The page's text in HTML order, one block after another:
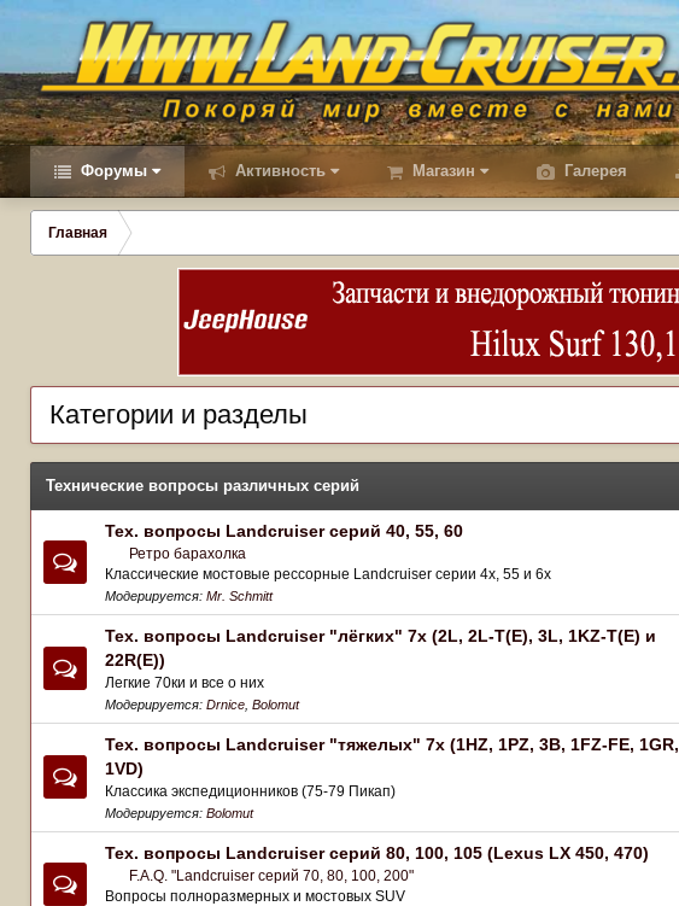
Форумы Активность Магазин Галерея
Главная
Категории и разделы
Технические вопросы различных серий
Тех. вопросы Landcruiser серий 40, 55, 60
Ретро барахолка
Классические мостовые рессорные Landcruiser серии 4x, 55 и 6x
Модерируется: Mr. Schmitt
Тех. вопросы Landcruiser "лёгких" 7x (2L, 2L-T(Е), 3L, 1KZ-T(E) и
22R(Е))
Легкие 70ки и все о них
Модерируется: Drnice Bolomut
Тех. вопросы Landcruiser "тяжелых" 7x (1HZ, 1PZ, 3B, 1FZ-FE, 1GR,
1VD)
Классика экспедиционников (75-79 Пикап)
Модерируется: Bolomut
Тех. вопросы Landcruiser серий 80, 100, 105 (Lexus LX 450, 470)
F.A.Q. "Landcruiser серий 70, 80, 100, 200"
Вопросы полноразмерных и мостовых SUV